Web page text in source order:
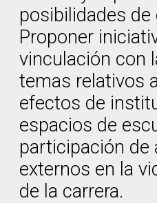
posibilidades de
Proponer
vinculación con
temas relativos
efectos de
espacios de
participación de
externos en la
de la carrera.